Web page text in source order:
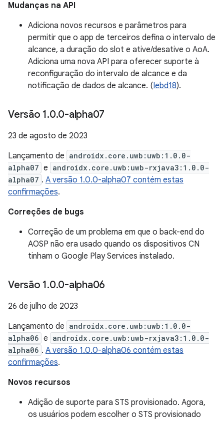
Mudanças na API
Adiciona novos recursos e parâmetros para
permitir que o app de terceiros defina o intervalo de
alcance, a duração do slot e ative/desative o AoA.
Adiciona uma nova API para oferecer suporte à
reconfiguração do intervalo de alcance e da
notificação de dados de alcance. (Iebd18).
Versão 1.0.0-alpha07
23 de agosto de 2023
Lançamento de androidx.core.uwb:uwb:1.0.0-
alpha07 e androidx.core.uwb:uwb-rxjava3:1.0.0-
alpha07 . A versão 1.0.0-alpha07 contém estas
confirmações.
Correções de bugs
Correção de um problema em que o back-end do
AOSP não era usado quando os dispositivos CN
tinham o Google Play Services instalado.
Versão 1.0.0-alpha06
26 de julho de 2023
Lançamento de androidx.core.uwb:uwb:1.0.0-
alpha06 e androidx.core.uwb:uwb-rxjava3:1.0.0-
alpha06 . A versão 1.0.0-alpha06 contém estas
confirmações.
Novos recursos
Adição de suporte para STS provisionado. Agora,
os usuários podem escolher o STS provisionado